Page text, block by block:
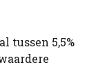
tussen 5,5%